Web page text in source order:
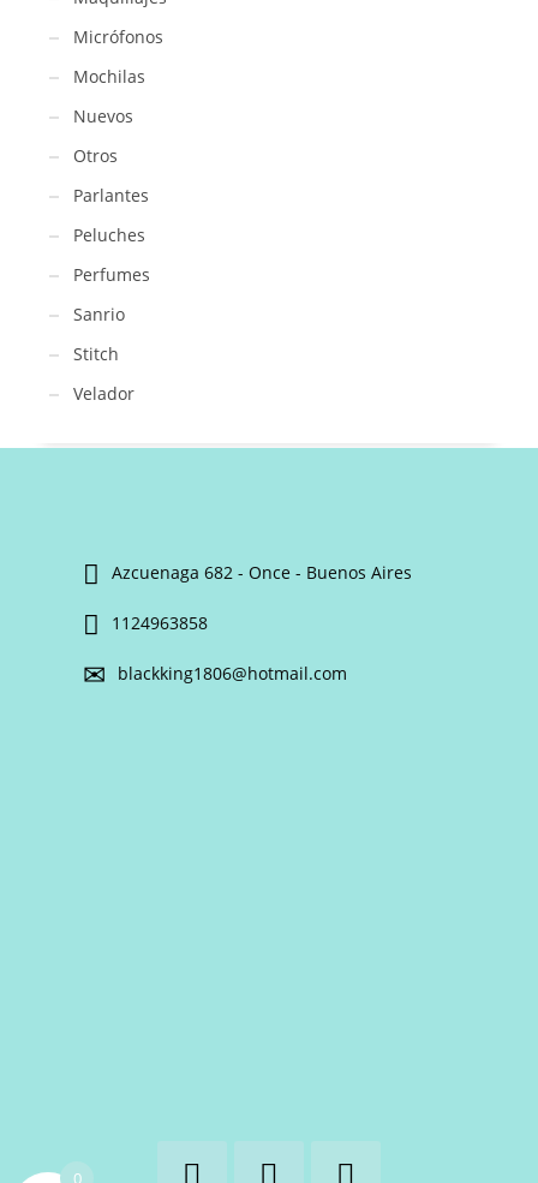
Micrófonos
Mochilas
Nuevos
Otros
Parlantes
Peluches
Perfumes
Sanrio
Stitch
Velador
Azcuenaga 682 - Once - Buenos Aires
1124963858
blackking1806@hotmail.com
0